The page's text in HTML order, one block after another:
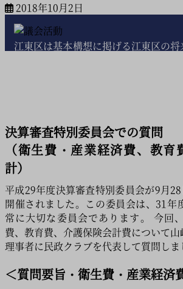
2018年10月2日
江東区は基本構想に掲げる江東区の
決算審査特別委員会での質問
（衛生費・産業経済費、教
計）
平成29年度決算審査特別委員会が9月
開催されました。この委員会は、31年
常に大切な委員会であります。 今回
費、教育費、介護保険会計費について
理事者に民政クラブを代表して質問しま
＜質問要旨・衛生費・産業経済